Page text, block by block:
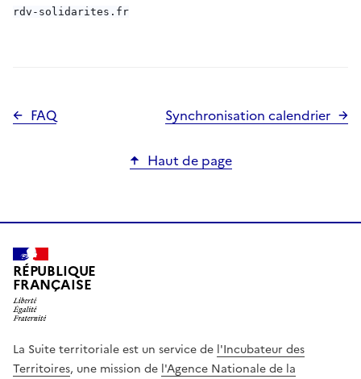
rdv-solidarites.fr
FAQ Synchronisation calendrier
Haut de page
RÉPUBLIQUE
FRANÇAISE
La Suite territoriale est un service de l'Incubateur des
Territoires, une mission de l'Agence Nationale de la